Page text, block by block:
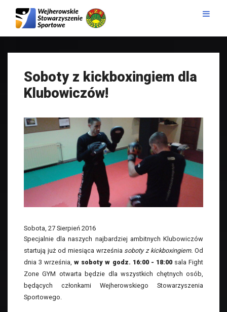
Soboty z kickboxingiem dla
Klubowiczów!
Sobota, 27 Sierpień 2016
Specjalnie dla naszych najbardziej ambitnych Klubowiczów
startują już od miesiąca września soboty z kickboxingiem. Od
dnia 3 września,w soboty w godz. 16:00 - 18:00sala Fight
Zone GYM otwarta będzie dla wszystkich chętnych osób,
będących członkami Wejherowskiego Stowarzyszenia
Sportowego.